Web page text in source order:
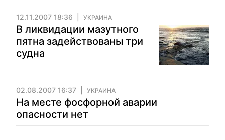
12.11.2007 18:36 УКРАИНА
В ликвидации мазутного
пятна задействованы три
судна
02.08.2007 16:37 УКРАИНА
На месте фосфорной аварии
опасности нет